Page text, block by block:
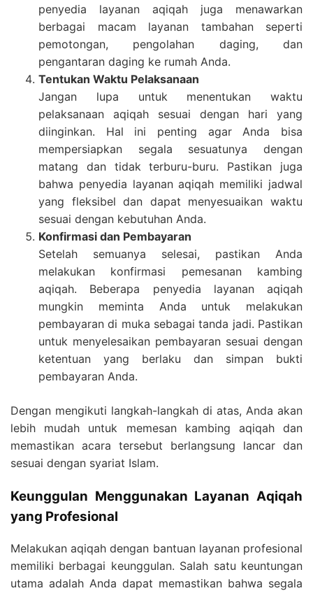
penyedia layanan aqiqah juga menawarkan
berbagai macam layanan tambahan seperti
pemotongan, pengolahan daging, dan
pengantaran daging ke rumah Anda.
Tentukan Waktu Pelaksanaan
Jangan lupa untuk menentukan waktu
pelaksanaan aqiqah sesuai dengan hari yang
diinginkan. Hal ini penting agar Anda bisa
mempersiapkan segala sesuatunya dengan
matang dan tidak terburu-buru. Pastikan juga
bahwa penyedia layanan aqiqah memiliki jadwal
yang fleksibel dan dapat menyesuaikan waktu
sesuai dengan kebutuhan Anda.
Konfirmasi dan Pembayaran
Setelah semuanya selesai, pastikan Anda
melakukan konfirmasi pemesanan kambing
aqiqah. Beberapa penyedia layanan aqiqah
mungkin meminta Anda untuk melakukan
pembayaran di muka sebagai tanda jadi. Pastikan
untuk menyelesaikan pembayaran sesuai dengan
ketentuan yang berlaku dan simpan bukti
pembayaran Anda.
Dengan mengikuti langkah-langkah di atas, Anda akan
lebih mudah untuk memesan kambing aqiqah dan
memastikan acara tersebut berlangsung lancar dan
sesuai dengan syariat Islam.
Keunggulan Menggunakan Layanan Aqiqah
yang Profesional
Melakukan aqiqah dengan bantuan layanan profesional
memiliki berbagai keunggulan. Salah satu keuntungan
utama adalah Anda dapat memastikan bahwa segala